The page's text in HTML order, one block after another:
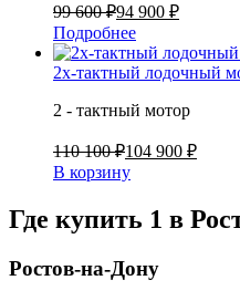
99 600 ₽94 900 ₽
Подробнее
2х-тактный лодочный
2 - тактный мотор
110 100 ₽104 900 ₽
В корзину
Где купить 1 в
Ростов-на-Дону